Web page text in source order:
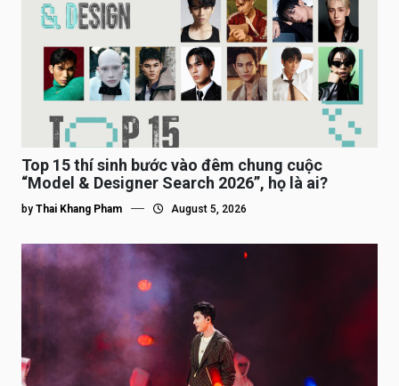
Top 15 thí sinh bước vào đêm chung cuộc
“Model & Designer Search 2026”, họ là ai?
by Thai Khang Pham August 5, 2026